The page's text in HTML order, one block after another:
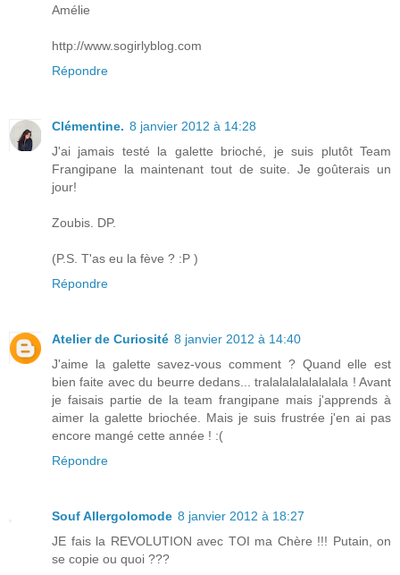
Amélie
http://www.sogirlyblog.com
Répondre
Clémentine. 8 janvier 2012 à 14:28
J'ai jamais testé la galette brioché, je suis plutôt Team
Frangipane la maintenant tout de suite. Je goûterais un
jour!
Zoubis. DP.
(P.S. T'as eu la fève ? :P )
Répondre
Atelier de Curiosité 8 janvier 2012 à 14:40
J'aime la galette savez-vous comment ? Quand elle est
bien faite avec du beurre dedans... tralalalalalalalala ! Avant
je faisais partie de la team frangipane mais j'apprends à
aimer la galette briochée. Mais je suis frustrée j'en ai pas
encore mangé cette année ! :(
Répondre
Souf Allergolomode 8 janvier 2012 à 18:27
JE fais la REVOLUTION avec TOI ma Chère !!! Putain, on
se copie ou quoi ???